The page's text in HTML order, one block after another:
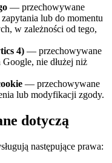
— przechowywane
lub do momentu
w zależności od tego,
4) — przechowywane
nie dłużej niż
— przechowywane
lub modyfikacji zgody.
dotyczą
następujące prawa: